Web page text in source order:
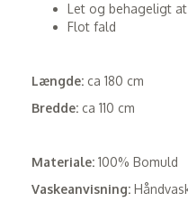
Let og behageligt
Flot fald
Længde: ca 180 cm
Bredde: ca 110 cm
Materiale: 100% Bomuld
Vaskeanvisning: